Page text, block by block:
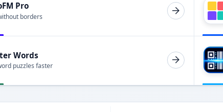
Pro
borders
Words
puzzles faster